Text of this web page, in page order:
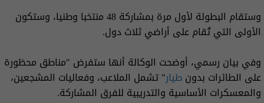
وستقام البطولة لأول مرة بمشاركة 48 منتخبا وطنيا، وستكون
الأولى التي تُقام على أراضي ثلاث دول.
وفي بيان رسمي، أوضحت الوكالة أنها ستفرض "مناطق محظورة
على الطائرات بدونطيار" تشمل الملاعب، وفعاليات المشجعين،
والمعسكرات الأساسية والتدريبية للفرق المشاركة.